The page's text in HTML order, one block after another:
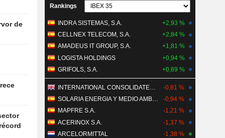
de
Rankings
INDRA SISTEMAS, S.A.
+2,93 %
CELLNEX TELECOM, S.A.
+2,84 %
AMADEUS IT GROUP, S.A.
+1,81 %
LOGISTA HOLDINGS
+0,94 %
GRIFOLS, S.A.
+0,69 %
INTERNATIONAL CONSOLIDATED AIRLINES GROUP, S.A.
-0,81 %
SOLARIA ENERGIA Y MEDIO AMBIENTE, S.A.
-0,94 %
MAPFRE S.A.
-1,21 %
ACERINOX S.A.
-1,37 %
ARCELORMITTAL
-1,38 %